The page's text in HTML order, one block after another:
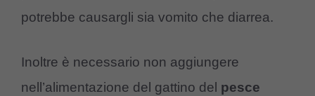
potrebbe causargli sia vomito che diarrea.
Inoltre è necessario non aggiungere
nell’alimentazione del gattino del pesce